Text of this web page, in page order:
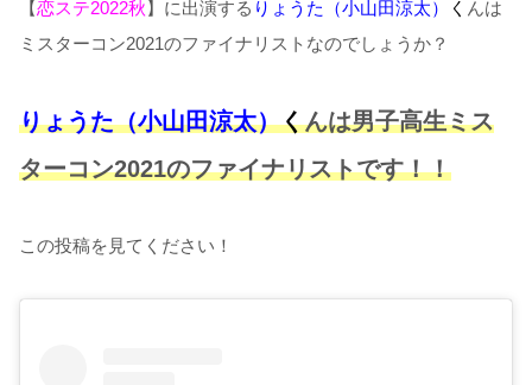
【恋ステ2022秋】に出演する りょうた（小山田涼太） く んは
ミスターコン2021のファイナリストなのでしょうか？
りょうた（小山田涼太）くんは男子高生ミス
ターコン2021のファイナリストです！！
この投稿を見てください！